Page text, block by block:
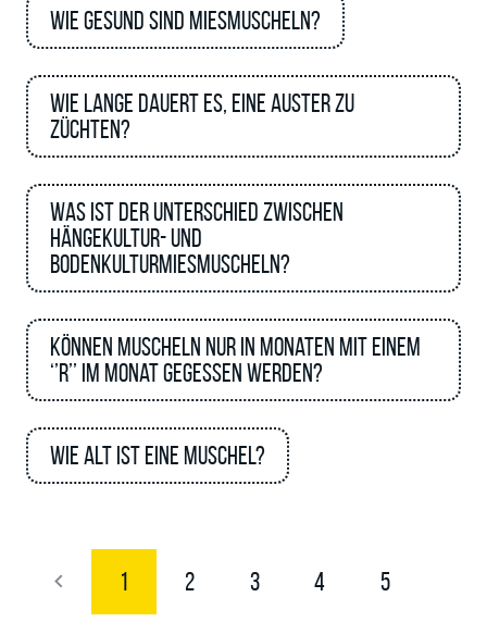
Wie gesund sind Miesmuscheln?
Wie lange dauert es, eine Auster zu
züchten?
Was ist der Unterschied zwischen
Hängekultur- und
Bodenkulturmiesmuscheln?
Können Muscheln nur in Monaten mit einem
‘’R’’ im Monat gegessen werden?
Wie alt ist eine Muschel?
1 2 3 4 5